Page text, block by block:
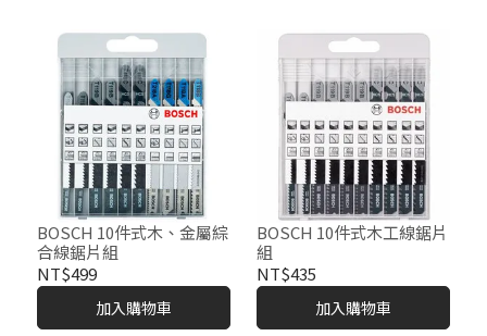
BOSCH 10件式木、金屬綜
合線鋸片組
NT$499
加入購物車
BOSCH 10件式木工線鋸片
組
NT$435
加入購物車